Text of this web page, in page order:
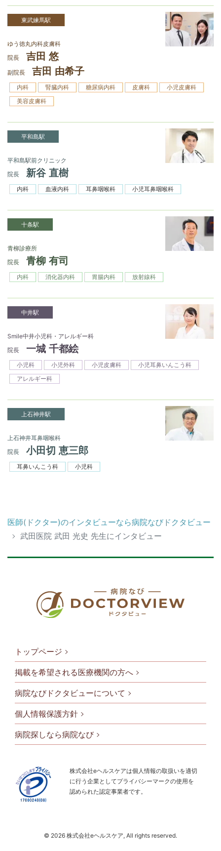
東武練馬駅
ゆう徳丸内科皮膚科
院長
吉田 悠
副院長 吉田 由希子
内科 腎臓内科 糖尿病内科 皮膚科
小児皮膚科
美容皮膚科
平和島駅
平和島駅前クリニック
院長
新谷 直樹
内科 血液内科 耳鼻咽喉科 小児耳鼻咽喉科
十条駅
青柳診療所
院長
青柳 有司
内科 消化器内科 胃腸内科 放射線科
中井駅
Smile中井小児科・アレルギー科
院長
一城 千都絵
小児科 小児外科 小児皮膚科
小児耳鼻いんこう科
アレルギー科
上石神井駅
上石神井耳鼻咽喉科
院長
小田切 恵三郎
耳鼻いんこう科 小児科
医師(ドクター)のインタビューなら病院なびドクタビュー
武田医院 武田 光史 先生にインタビュー
フッタメニ
トップページ
掲載を希望される医療機関の方へ
病院なびドクタビューについて
個人情報保護方針
病院探しなら病院なび
株式会社eヘルスケアは個人情報の取扱いを適切
に行う企業としてプライバシーマークの使用を
認められた認定事業者です。
© 2026 株式会社eヘルスケア, All rights reserved.